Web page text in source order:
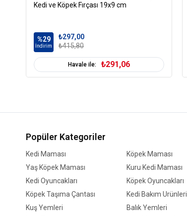
Kedi ve Köpek Fırçası 19x9 cm
%29
İndirim
₺297,00
₺415,80
Havale ile: ₺291,06
Popüler Kategoriler
Kedi Maması Köpek Maması
Yaş Köpek Maması
Kuru Kedi Maması
Kedi Oyuncakları
Köpek Oyuncakları
Köpek Taşıma Çantası
Kedi Bakım Ürünleri
Kuş Yemleri
Balık Yemleri